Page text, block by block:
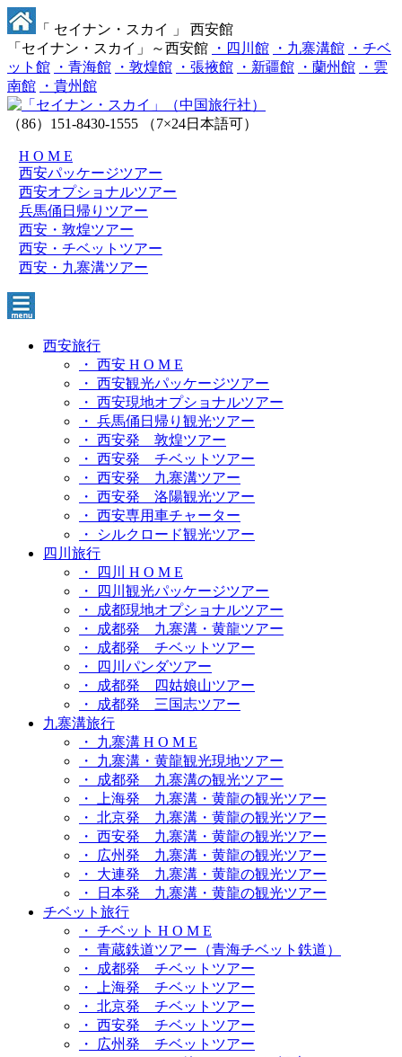
「 セイナン・スカイ 」 西安館
「セイナン・スカイ」～西安館
・四川館 ・九寨溝館
・チベ
ット館
・青海館 ・敦煌館 ・張掖館 ・新疆館 ・蘭州館
・雲
南館
・貴州館
（86）151-8430-1555 （7×24日本語可）
H O M E
西安パッケージツアー
西安オプショナルツアー
兵馬俑日帰りツアー
西安・敦煌ツアー
西安・チベットツアー
西安・九寨溝ツアー
西安旅行
・ 西安 H O M E
・ 西安観光パッケージツアー
・ 西安現地オプショナルツアー
・ 兵馬俑日帰り観光ツアー
・ 西安発 敦煌ツアー
・ 西安発 チベットツアー
・ 西安発 九寨溝ツアー
・ 西安発 洛陽観光ツアー
・ 西安専用車チャーター
・ シルクロード観光ツアー
四川旅行
・ 四川 H O M E
・ 四川観光パッケージツアー
・ 成都現地オプショナルツアー
・ 成都発 九寨溝・黄龍ツアー
・ 成都発 チベットツアー
・ 四川パンダツアー
・ 成都発 四姑娘山ツアー
・ 成都発 三国志ツアー
九寨溝旅行
・ 九寨溝 H O M E
・ 九寨溝・黄龍観光現地ツアー
・ 成都発 九寨溝の観光ツアー
・ 上海発 九寨溝・黄龍の観光ツアー
・ 北京発 九寨溝・黄龍の観光ツアー
・ 西安発 九寨溝・黄龍の観光ツアー
・ 広州発 九寨溝・黄龍の観光ツアー
・ 大連発 九寨溝・黄龍の観光ツアー
・ 日本発 九寨溝・黄龍の観光ツアー
チベット旅行
・ チベット H O M E
・ 青蔵鉄道ツアー（青海チベット鉄道）
・ 成都発 チベットツアー
・ 上海発 チベットツアー
・ 北京発 チベットツアー
・ 西安発 チベットツアー
・ 広州発 チベットツアー